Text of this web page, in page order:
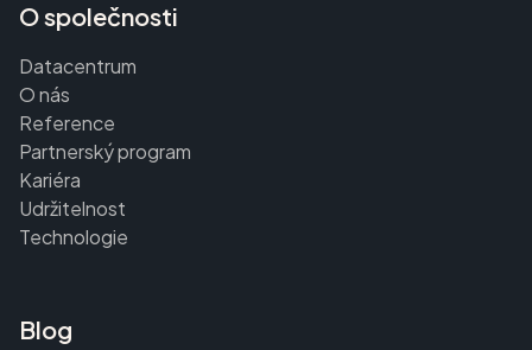
O společnosti
Datacentrum
O nás
Reference
Partnerský program
Kariéra
Udržitelnost
Technologie
Blog